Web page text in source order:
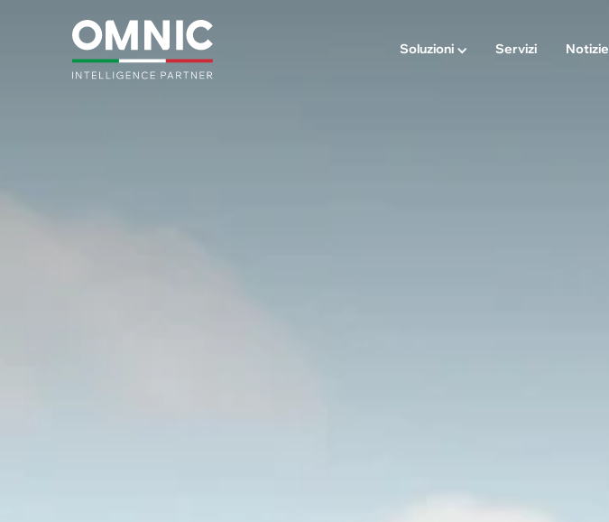
Soluzioni Servizi Notizie